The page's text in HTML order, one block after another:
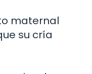
maternal
su cría